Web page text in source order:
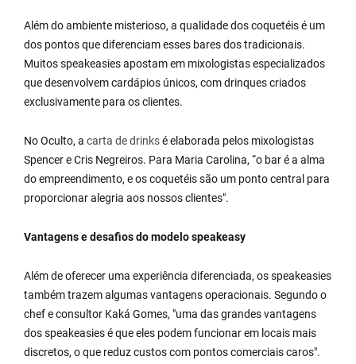
Além do ambiente misterioso, a qualidade dos coquetéis é um
dos pontos que diferenciam esses bares dos tradicionais.
Muitos speakeasies apostam em mixologistas especializados
que desenvolvem cardápios únicos, com drinques criados
exclusivamente para os clientes.
No Oculto, a carta de drinksé elaborada pelos mixologistas
Spencer e Cris Negreiros. Para Maria Carolina, “o bar é a alma
do empreendimento, e os coquetéis são um ponto central para
proporcionar alegria aos nossos clientes".
Vantagens e desafios do modelo speakeasy
Além de oferecer uma experiência diferenciada, os speakeasies
também trazem algumas vantagens operacionais. Segundo o
chef e consultor Kaká Gomes, "uma das grandes vantagens
dos speakeasies é que eles podem funcionar em locais mais
discretos, o que reduz custos com pontos comerciais caros".